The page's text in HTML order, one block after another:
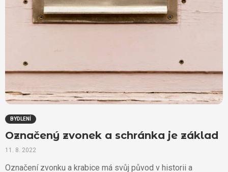
BYDLENÍ
Označený zvonek a schránka je základ
11. 8. 2022
Označení zvonku a krabice má svůj původ v historii a